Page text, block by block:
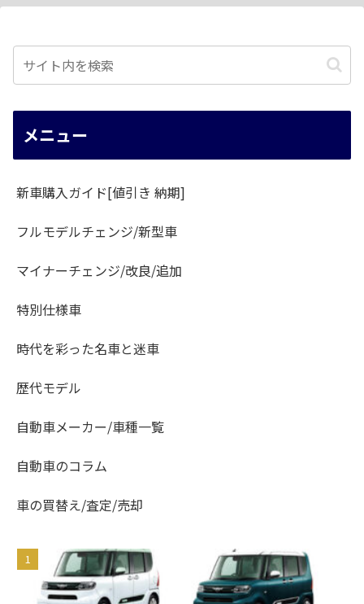
メニュー
新車購入ガイド[値引き 納期]
フルモデルチェンジ/新型車
マイナーチェンジ/改良/追加
特別仕様車
時代を彩った名車と迷車
歴代モデル
自動車メーカー/車種一覧
自動車のコラム
車の買替え/査定/売却